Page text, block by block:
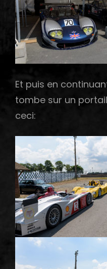
Et puis en
tombe sur un
ceci: